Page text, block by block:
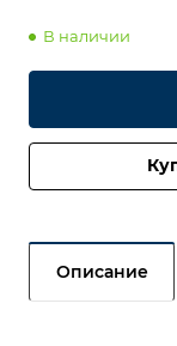
В наличии
Описание